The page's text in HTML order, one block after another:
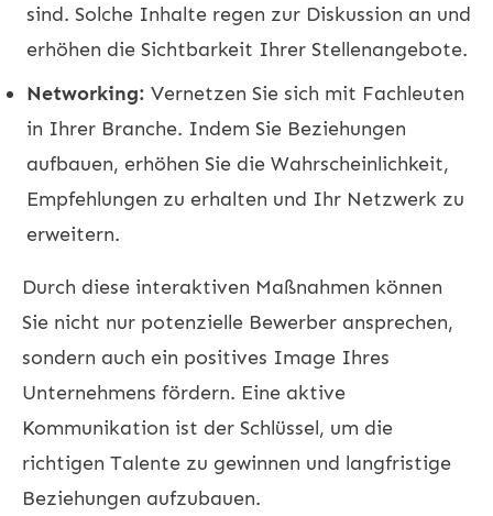
sind. Solche Inhalte regen zur Diskussion an und
erhöhen die Sichtbarkeit Ihrer Stellenangebote.
Networking: Vernetzen Sie sich mit Fachleuten
in Ihrer Branche. Indem Sie Beziehungen
aufbauen, erhöhen Sie die Wahrscheinlichkeit,
Empfehlungen zu erhalten und Ihr Netzwerk zu
erweitern.
Durch diese interaktiven Maßnahmen können
Sie nicht nur potenzielle Bewerber ansprechen,
sondern auch ein positives Image Ihres
Unternehmens fördern. Eine aktive
Kommunikation ist der Schlüssel, um die
richtigen Talente zu gewinnen und langfristige
Beziehungen aufzubauen.